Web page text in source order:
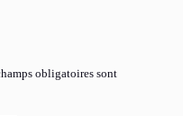
obligatoires sont